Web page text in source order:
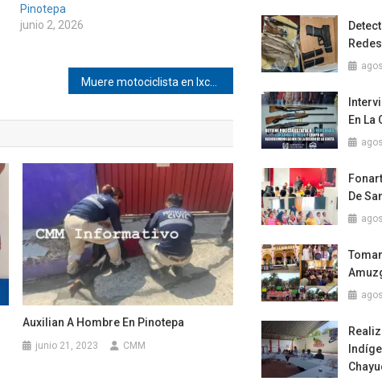
Pinotepa
junio 2, 2026
Auxilian A Hombre En Pinotepa
junio 21, 2023 CMM
En La
De